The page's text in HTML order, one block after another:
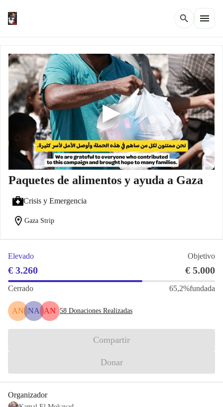
search menu
Paquetes de alimentos y ayuda a Gaza
Crisis y Emergencia
location_on Gaza Strip
Elevado Objetivo
€ 3.260 € 5.000
Cerrado 65,2%fundada
AN NA AN 58 Donaciones Realizadas
Compartir
Donar
Organizador